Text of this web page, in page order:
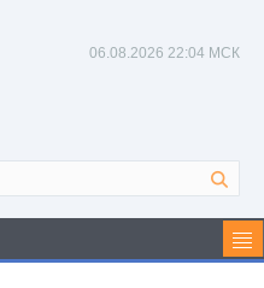
06.08.2026 22:04 МСК